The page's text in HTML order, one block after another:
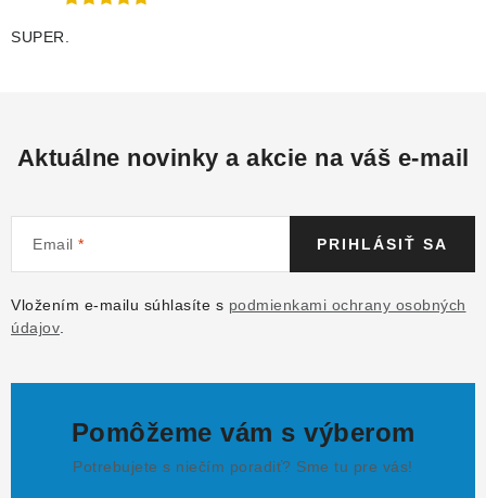
SUPER.
Aktuálne novinky a akcie na váš e-mail
Email
Vložením e-mailu súhlasíte s podmienkami ochrany osobných
údajov
PRIHLÁSIŤ SA
Pomôžeme vám s výberom
Potrebujete s niečím poradiť? Sme tu pre vás!